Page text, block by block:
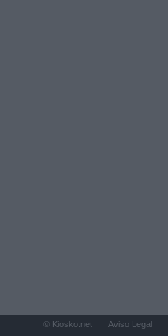
© Kiosko.net Aviso Legal